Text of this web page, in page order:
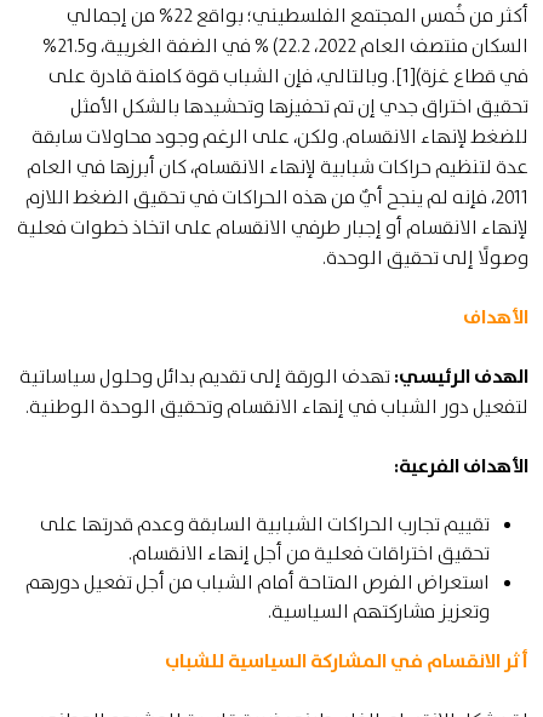
أكثر من خُمس المجتمع الفلسطيني؛ بواقع 22% من إجمالي
السكان منتصف العام 2022، 22.2) % في الضفة الغربية، و21.5%
في قطاع غزة)[1]. وبالتالي، فإن الشباب قوة كامنة قادرة على
تحقيق اختراق جدي إن تم تحفيزها وتحشيدها بالشكل الأمثل
للضغط لإنهاء الانقسام. ولكن، على الرغم وجود محاولات سابقة
عدة لتنظيم حراكات شبابية لإنهاء الانقسام، كان أبرزها في العام
2011، فإنه لم ينجح أيٌ من هذه الحراكات في تحقيق الضغط اللازم
لإنهاء الانقسام أو إجبار طرفي الانقسام على اتخاذ خطوات فعلية
وصولًا إلى تحقيق الوحدة.
الأهداف
الهدف الرئيسي:تهدف الورقة إلى تقديم بدائل وحلول سياساتية
لتفعيل دور الشباب في إنهاء الانقسام وتحقيق الوحدة الوطنية.
الأهداف الفرعية:
تقييم تجارب الحراكات الشبابية السابقة وعدم قدرتها على
تحقيق اختراقات فعلية من أجل إنهاء الانقسام.
استعراض الفرص المتاحة أمام الشباب من أجل تفعيل دورهم
وتعزيز مشاركتهم السياسية.
أثر الانقسام في المشاركة السياسية للشباب